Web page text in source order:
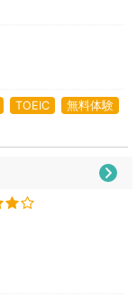
TOEIC
無料体験